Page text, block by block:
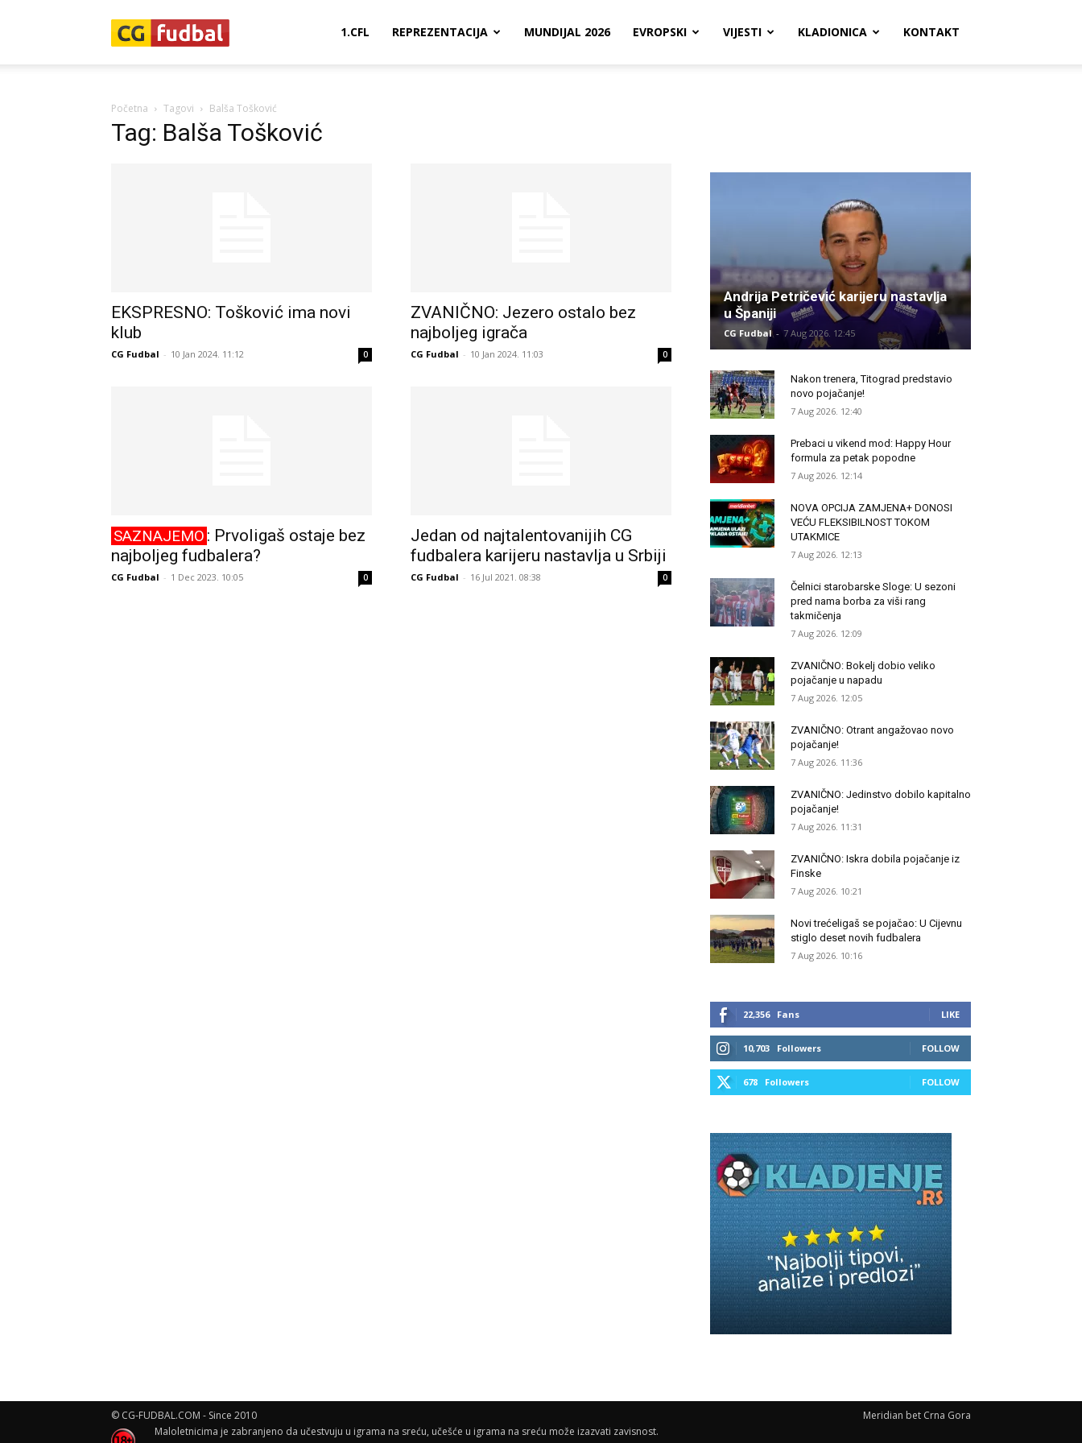
1.CFL REPREZENTACIJA MUNDIJAL 2026 EVROPSKI VIJESTI KLADIONICA KONTAKT
Početna Tagovi Balša Tošković
Tag: Balša Tošković
EKSPRESNO: Tošković ima novi
klub
CG Fudbal - 10 Jan 2024. 11:12 0
ZVANIČNO: Jezero ostalo bez
najboljeg igrača
CG Fudbal - 10 Jan 2024. 11:03 0
SAZNAJEMO : Prvoligaš ostaje bez
najboljeg fudbalera?
CG Fudbal - 1 Dec 2023. 10:05 0
Jedan od najtalentovanijih CG
fudbalera karijeru nastavlja u Srbiji
CG Fudbal - 16 Jul 2021. 08:38 0
Andrija Petričević karijeru nastavlja
u Španiji
CG Fudbal - 7 Aug 2026. 12:45
Nakon trenera, Titograd predstavio
novo pojačanje!
7 Aug 2026. 12:40
Prebaci u vikend mod: Happy Hour
formula za petak popodne
7 Aug 2026. 12:14
NOVA OPCIJA ZAMJENA+ DONOSI
VEĆU FLEKSIBILNOST TOKOM
UTAKMICE
7 Aug 2026. 12:13
Čelnici starobarske Sloge: U sezoni
pred nama borba za viši rang
takmičenja
7 Aug 2026. 12:09
ZVANIČNO: Bokelj dobio veliko
pojačanje u napadu
7 Aug 2026. 12:05
ZVANIČNO: Otrant angažovao novo
pojačanje!
7 Aug 2026. 11:36
ZVANIČNO: Jedinstvo dobilo kapitalno
pojačanje!
7 Aug 2026. 11:31
ZVANIČNO: Iskra dobila pojačanje iz
Finske
7 Aug 2026. 10:21
Novi trećeligaš se pojačao: U Cijevnu
stiglo deset novih fudbalera
7 Aug 2026. 10:16
22,356 Fans LIKE
10,703 Followers FOLLOW
678 Followers FOLLOW
Meridian bet Crna Gora
© CG-FUDBAL.COM - Since 2010
Maloletnicima je zabranjeno da učestvuju u igrama na sreću, učešće u igrama na sreću može izazvati zavisnost.